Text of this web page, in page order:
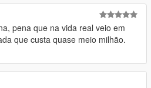
pena que na vida real veio em
que custa quase meio milhão.